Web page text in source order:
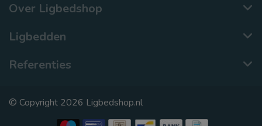
Over Ligbedshop
Ligbedden
Referenties
© Copyright 2026 Ligbedshop.nl